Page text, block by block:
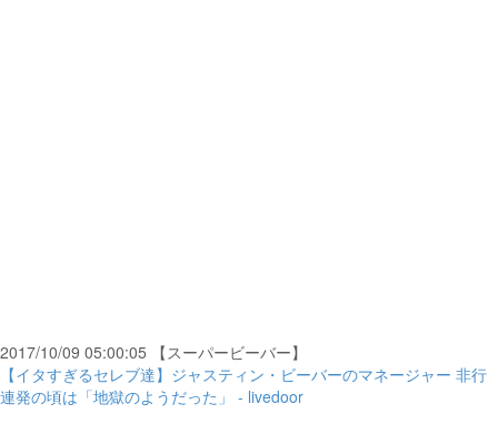
2017/10/09 05:00:05 【スーパービーバー】
【イタすぎるセレブ達】ジャスティン・ビーバーのマネージャー 非行
連発の頃は「地獄のようだった」 - livedoor